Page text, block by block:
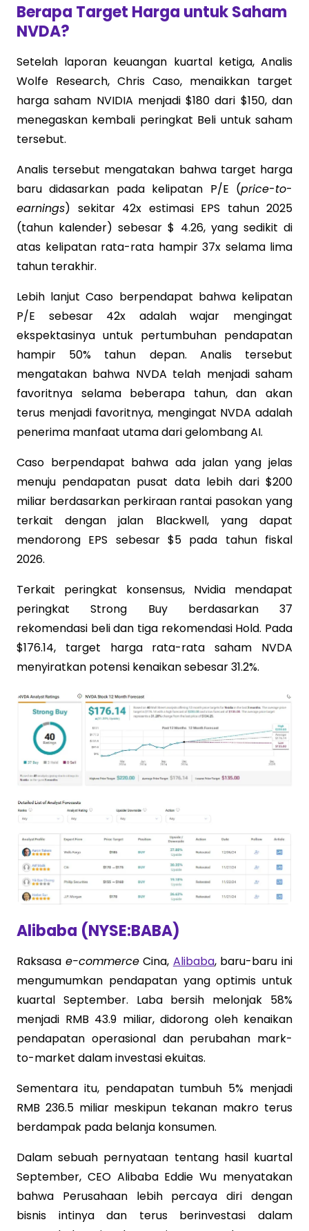
Berapa Target Harga untuk Saham
NVDA?
Setelah laporan keuangan kuartal ketiga, Analis
Wolfe Research, Chris Caso, menaikkan target
harga saham NVIDIA menjadi $180 dari $150, dan
menegaskan kembali peringkat Beli untuk saham
tersebut.
Analis tersebut mengatakan bahwa target harga
baru didasarkan pada kelipatan P/E (price-to-
earnings) sekitar 42x estimasi EPS tahun 2025
(tahun kalender) sebesar $ 4.26, yang sedikit di
atas kelipatan rata-rata hampir 37x selama lima
tahun terakhir.
Lebih lanjut Caso berpendapat bahwa kelipatan
P/E sebesar 42x adalah wajar mengingat
ekspektasinya untuk pertumbuhan pendapatan
hampir 50% tahun depan. Analis tersebut
mengatakan bahwa NVDA telah menjadi saham
favoritnya selama beberapa tahun, dan akan
terus menjadi favoritnya, mengingat NVDA adalah
penerima manfaat utama dari gelombang AI.
Caso berpendapat bahwa ada jalan yang jelas
menuju pendapatan pusat data lebih dari $200
miliar berdasarkan perkiraan rantai pasokan yang
terkait dengan jalan Blackwell, yang dapat
mendorong EPS sebesar $5 pada tahun fiskal
2026.
Terkait peringkat konsensus, Nvidia mendapat
peringkat Strong Buy berdasarkan 37
rekomendasi beli dan tiga rekomendasi Hold. Pada
$176.14, target harga rata-rata saham NVDA
menyiratkan potensi kenaikan sebesar 31.2%.
Alibaba (NYSE:BABA)
Raksasa e-commerceCina, Alibaba, baru-baru ini
mengumumkan pendapatan yang optimis untuk
kuartal September. Laba bersih melonjak 58%
menjadi RMB 43.9 miliar, didorong oleh kenaikan
pendapatan operasional dan perubahan mark-
to-market dalam investasi ekuitas.
Sementara itu, pendapatan tumbuh 5% menjadi
RMB 236.5 miliar meskipun tekanan makro terus
berdampak pada belanja konsumen.
Dalam sebuah pernyataan tentang hasil kuartal
September, CEO Alibaba Eddie Wu menyatakan
bahwa Perusahaan lebih percaya diri dengan
bisnis intinya dan terus berinvestasi dalam